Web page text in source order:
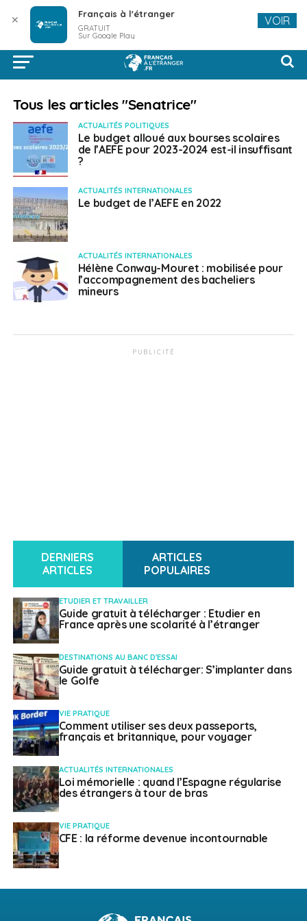
Tous les articles "Senatrice"
ACTUALITÉS POLITIQUES
Le budget alloué aux bourses scolaires
de l’AEFE pour 2023-2024 est-il insuffisant
?
ACTUALITÉS INTERNATIONALES
Le budget de l’AEFE en 2022
ACTUALITÉS INTERNATIONALES
Hélène Conway-Mouret : mobilisée pour
l’accompagnement des bacheliers
mineurs
PUBLICITÉ
DERNIERS
ARTICLES
ARTICLES
POPULAIRES
ETUDIER ET TRAVAILLER
Guide gratuit à télécharger : Etudier en
France après une scolarité à l’étranger
DESTINATIONS AU BANC D'ESSAI
Guide gratuit à télécharger: S’implanter dans
le Golfe
VIE PRATIQUE
Comment utiliser ses deux passeports,
français et britannique, pour voyager
ACTUALITÉS INTERNATIONALES
Loi mémorielle : quand l’Espagne régularise
des étrangers à tour de bras
VIE PRATIQUE
CFE : la réforme devenue incontournable
✕ Français à l'étranger
GRATUIT
Sur Google Play
VOIR